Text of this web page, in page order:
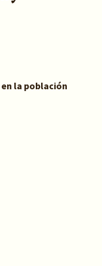
la población